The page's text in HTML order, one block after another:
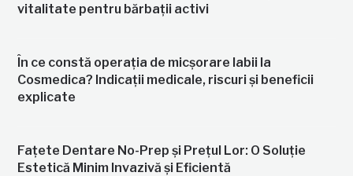
vitalitate pentru bărbații activi
În ce constă operația de micșorare labii la
Cosmedica? Indicații medicale, riscuri și beneficii
explicate
Fațete Dentare No-Prep și Prețul Lor: O Soluție
Estetică Minim Invazivă și Eficientă